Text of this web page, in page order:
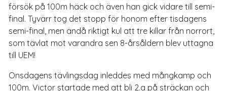
försök på 100m häck och även han gick vidare till semi-
final. Tyvärr tog det stopp för honom efter tisdagens
semi-final, men ändå riktigt kul att tre killar från norrort,
som tävlat mot varandra sen 8-årsåldern blev uttagna
till UEM!
Onsdagens tävlingsdag inleddes med mångkamp och
100m. Victor startade med att bli 2.a på sträckan och